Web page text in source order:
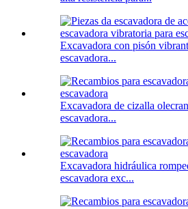
Excavadora con pisón
escavadora...
Excavadora de cizalla
escavadora...
Excavadora hidráulica
escavadora exc...